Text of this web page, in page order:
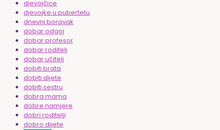
djevojčice
djevojke u pubertetu
dnevni boravak
dobar odgoj
dobar profesor
dobar roditelj
dobar učitelj
dobiti brata
dobiti dijete
dobiti sestru
dobra mama
dobre namjere
dobri roditelji
dobro dijete